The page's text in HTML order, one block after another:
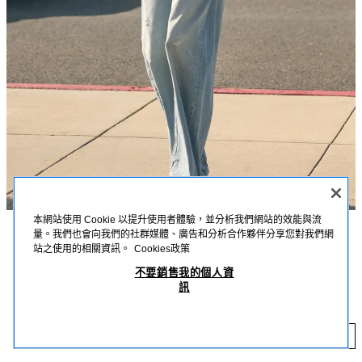
描述詳細資訊MEASUREMENTS
中腰牛仔褲；標準長度；褲耳及反摺褲頭設計；五口袋；褪色刷紋及剪破細
節；拉鍊褲襠，頂部配金屬鈕扣閉合。
TRF 中腰剪破反摺褲頭牛仔褲
本網站使用 Cookie 以提升使用者體驗，並分析我們網站的效能與流
量。我們也會向我們的社群媒體、廣告和分析合作夥伴分享您對我們網
站之使用的相關資訊。
Cookies政策
不要銷售我的個人資
訊